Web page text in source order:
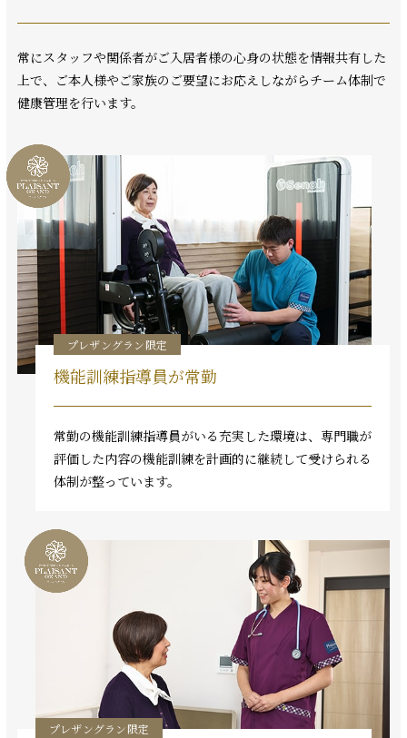
常にスタッフや関係者がご入居者様の心身の状態を情報共有した
上で、ご本人様やご家族のご要望にお応えしながらチーム体制で
健康管理を行います。
プレザングラン限定
機能訓練指導員が常勤
常勤の機能訓練指導員がいる充実した環境は、専門職が
評価した内容の機能訓練を計画的に継続して受けられる
体制が整っています。
プレザングラン限定